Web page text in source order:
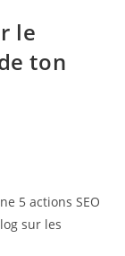
le
ton
5 actions SEO
sur les